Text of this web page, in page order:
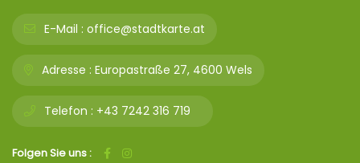
E-Mail : office@stadtkarte.at
Adresse : Europastraße 27, 4600 Wels
Telefon : +43 7242 316 719
Folgen Sie uns :